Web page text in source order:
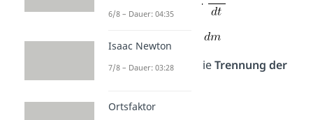
Danach kommt dieTrennung der
6/8 – Dauer: 04:35
Isaac Newton
7/8 – Dauer: 03:28
Ortsfaktor